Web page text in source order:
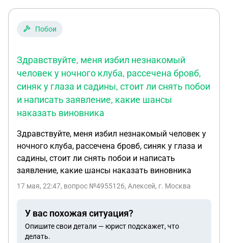
заявление в суд не подавал. Хотела узнать свои
Побои
Здравствуйте, меня избил незнакомый
человек у ночного клуба, рассечена бровб,
синяк у глаза и садины, стоит ли снять побои
и написать заявление, какие шансы
наказать виновника
Здравствуйте, меня избил незнакомый человек у
ночного клуба, рассечена бровб, синяк у глаза и
садины, стоит ли снять побои и написать
заявление, какие шансы наказать виновника
17 мая, 22:47, вопрос №4955126, Алексей, г. Москва
У вас похожая ситуация?
Опишите свои детали — юрист подскажет, что
делать.